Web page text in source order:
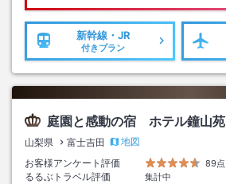
新幹線・JR
付きプラン
庭園と感動の宿 ホテル鐘山苑
山梨県 富士吉田
地図
お客様アンケート評価
89点
るるぶトラベル評価
集計中